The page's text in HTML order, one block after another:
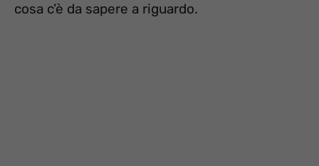
cosa c’è da sapere a riguardo.